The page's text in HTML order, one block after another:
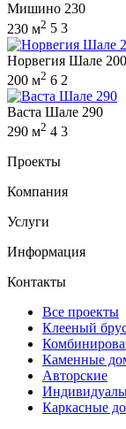
Мишино 230
230 м2 5 3
Норвегия Шале 200
200 м2 6 2
Васта Шале 290
290 м2 4 3
Проекты
Компания
Услуги
Информация
Контакты
Все проекты
Клееный
Каменные
Авторские
Каркасные